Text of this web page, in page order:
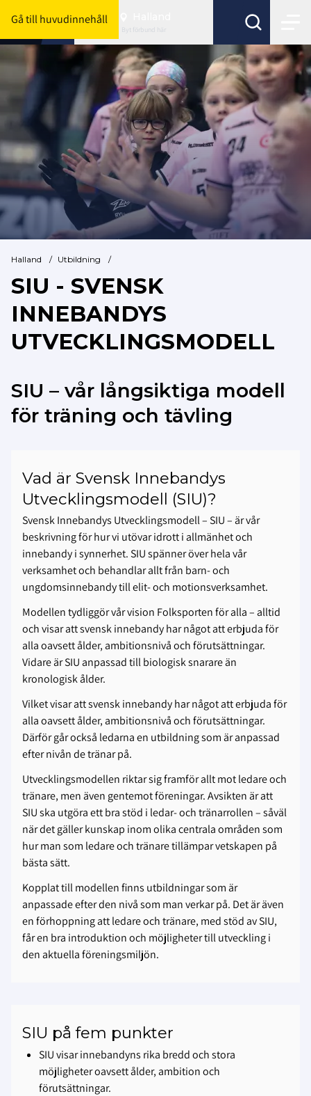
Gå till huvudinnehåll
Byt förbund här
Halland / Utbildning /
SIU - SVENSK
INNEBANDYS
UTVECKLINGSMODELL
SIU – vår långsiktiga modell
för träning och tävling
Vad är Svensk Innebandys
Utvecklingsmodell (SIU)?
Svensk Innebandys Utvecklingsmodell – SIU – är vår
beskrivning för hur vi utövar idrott i allmänhet och
innebandy i synnerhet. SIU spänner över hela vår
verksamhet och behandlar allt från barn- och
ungdomsinnebandy till elit- och motionsverksamhet.
Modellen tydliggör vår vision Folksporten för alla – alltid
och visar att svensk innebandy har något att erbjuda för
alla oavsett ålder, ambitionsnivå och förutsättningar.
Vidare är SIU anpassad till biologisk snarare än
kronologisk ålder.
Vilket visar att svensk innebandy har något att erbjuda för
alla oavsett ålder, ambitionsnivå och förutsättningar.
Därför går också ledarna en utbildning som är anpassad
efter nivån de tränar på.
Utvecklingsmodellen riktar sig framför allt mot ledare och
tränare, men även gentemot föreningar. Avsikten är att
SIU ska utgöra ett bra stöd i ledar- och tränarrollen – såväl
när det gäller kunskap inom olika centrala områden som
hur man som ledare och tränare tillämpar vetskapen på
bästa sätt.
Kopplat till modellen finns utbildningar som är
anpassade efter den nivå som man verkar på. Det är även
en förhoppning att ledare och tränare, med stöd av SIU,
får en bra introduktion och möjligheter till utveckling i
den aktuella föreningsmiljön.
SIU på fem punkter
SIU visar innebandyns rika bredd och stora
möjligheter oavsett ålder, ambition och
förutsättningar.